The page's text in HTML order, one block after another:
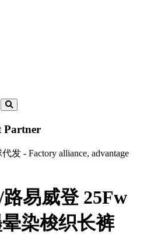
Partner
发 - Factory alliance, advantage
易威登 25Fw
染梭织长裤